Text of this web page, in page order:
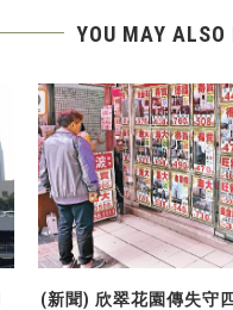
YOU MAY ALSO
(新聞) 欣翠花園傳失守